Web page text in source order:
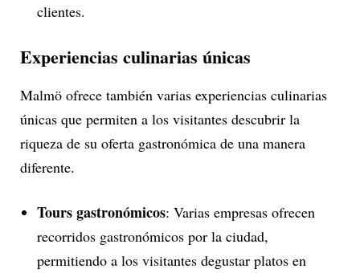
clientes.
Experiencias culinarias únicas
Malmö ofrece también varias experiencias culinarias
únicas que permiten a los visitantes descubrir la
riqueza de su oferta gastronómica de una manera
diferente.
Tours gastronómicos: Varias empresas ofrecen
recorridos gastronómicos por la ciudad,
permitiendo a los visitantes degustar platos en